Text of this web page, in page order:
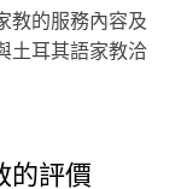
教的服務內容及
土耳其語家教洽
的評價